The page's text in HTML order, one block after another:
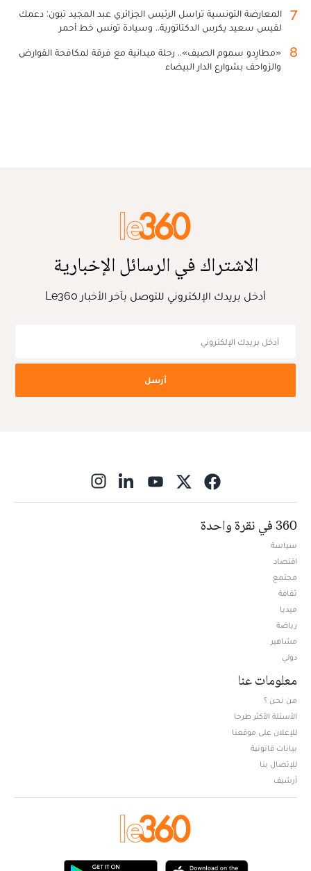
7
المعارضة التونسية تراسل الرئيس الجزائري عبد المجيد تبون: دعمك
لقيس سعيد يكرس الدكتاتورية.. وسيادة تونس خط أحمر
8
«مطارِدو سموم الصيف».. رحلة ميدانية مع فرقة لمكافحة القوارض
والزواحف بشوارع الدار البيضاء
الاشتراك في الرسائل الإخبارية
أدخل بريدك الإلكتروني للتوصل بآخر الأخبار Le360
أرسل
360 في نقرة واحدة
سياسة
اقتصاد
مجتمع
ثقافة
ميديا
رياضة
مشاهير
دولي
معلومات عنا
من نحن ؟
الأسئلة الأكثر طرحا
للإعلان على موقعنا
بيانات قانونية
للإتصال بنا
أرشيف